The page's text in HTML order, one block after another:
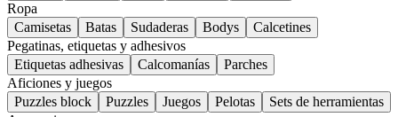
Ropa
Camisetas
Batas Sudaderas Bodys
Calcetines
Pegatinas, etiquetas y adhesivos
Etiquetas adhesivas
Calcomanías
Parches
Aficiones y juegos
Puzzles block
Puzzles Juegos Pelotas
Sets de herramientas